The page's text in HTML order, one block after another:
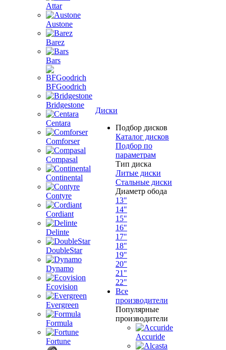
Attar
Austone
Barez
Bars
BFGoodrich
Bridgestone
Centara
Comforser
Compasal
Continental
Contyre
Cordiant
Delinte
DoubleStar
Dynamo
Ecovision
Evergreen
Formula
Fortune
Диски
Подбор дисков
Каталог дисков
Подбор по
параметрам
Тип диска
Литые диски
Стальные диски
Диаметр обода
13"
14"
15"
16"
17"
18"
19"
20"
21"
22"
Все
производители
Популярные
производители
Accuride